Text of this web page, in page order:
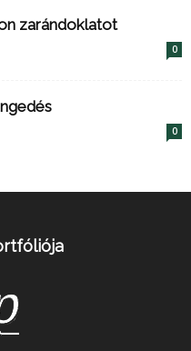
zarándoklatot
0
0